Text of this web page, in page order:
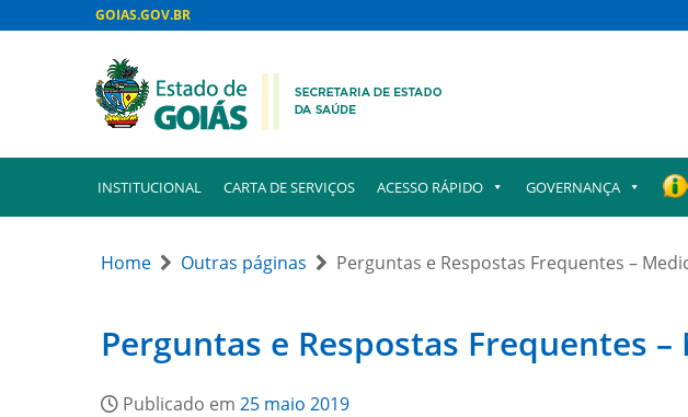
GOIAS.GOV.BR
INSTITUCIONAL CARTA DE SERVIÇOS ACESSO RÁPIDO GOVERNANÇA
Home Outras páginas Perguntas e Respostas Frequentes –
Perguntas e Respostas Frequentes
Publicado em 25 maio 2019